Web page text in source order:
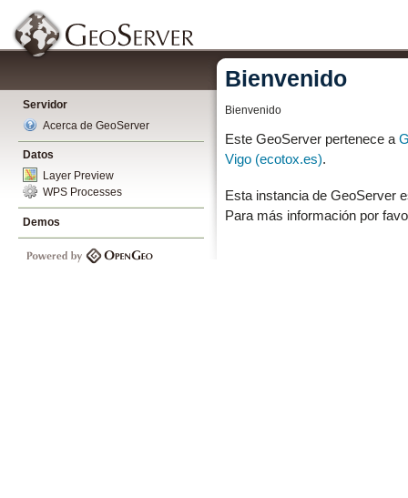
Servidor
Acerca de GeoServer
Datos
Layer Preview
WPS Processes
Demos
Bienvenido
Bienvenido
Este GeoServer pertenece a
Vigo (ecotox.es).
Esta instancia de GeoServer
Para más información por